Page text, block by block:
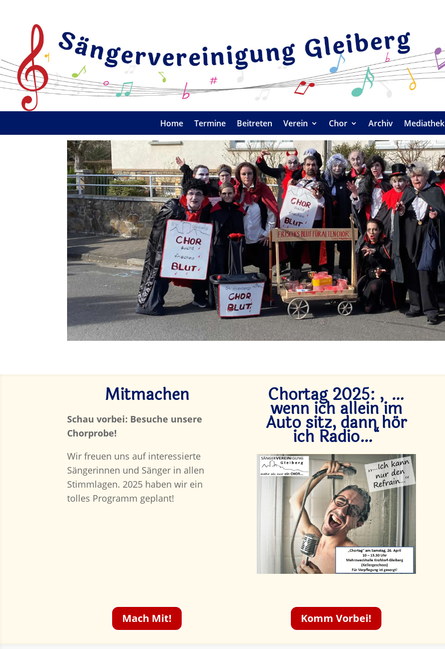
Home Termine Beitreten Verein Chor Archiv Mediathek
Mitmachen
Schau vorbei: Besuche unsere
Chorprobe!
Wir freuen uns auf interessierte
Sängerinnen und Sänger in allen
Stimmlagen. 2025 haben wir ein
tolles Programm geplant!
Chortag 2025: „…
wenn ich allein im
Auto sitz, dann hör
ich Radio…“
Mach Mit! Komm Vorbei!